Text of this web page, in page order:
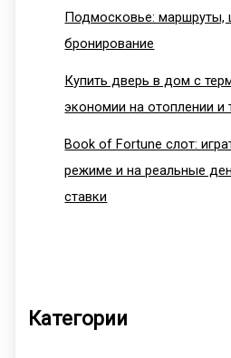
Подмосковье: маршруты,
бронирование
Купить дверь в дом с
экономии на отоплении и
Book of Fortune слот:
режиме и на реальные
ставки
Категории